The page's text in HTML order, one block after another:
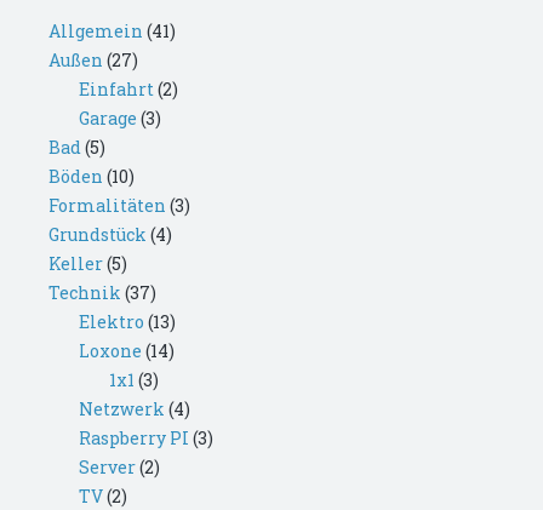
Allgemein (41)
Außen (27)
Einfahrt(2)
Garage (3)
Bad(5)
Böden (10)
Formalitäten (3)
Grundstück (4)
Keller(5)
Technik (37)
Elektro (13)
Loxone (14)
1x1 (3)
Netzwerk (4)
Raspberry PI (3)
Server(2)
TV(2)